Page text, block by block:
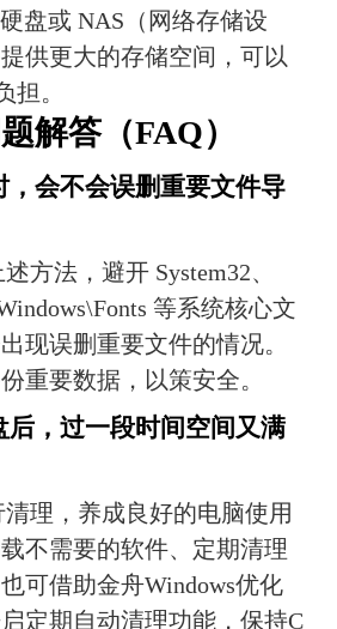
盘或 NAS（网络存储设
供更大的存储空间，可以
担。
解答（FAQ）
，会不会误删重要文件导
方法，避开 System32、
等系统核心文
现误删重要文件的情况。
重要数据，以策安全。
后，过一段时间空间又满
理，养成良好的电脑使用
不需要的软件、定期清理
可借助金舟Windows优化
定期自动清理功能，保持C